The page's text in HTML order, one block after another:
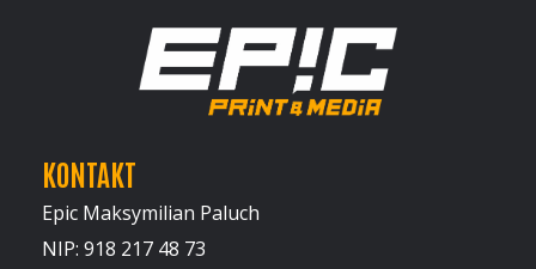
KONTAKT
Epic Maksymilian Paluch
NIP: 918 217 48 73